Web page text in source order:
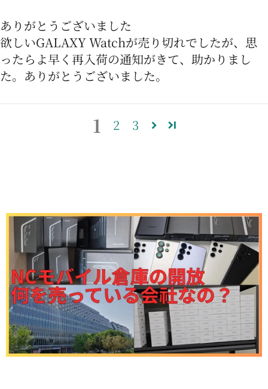
ありがとうございました
欲しいGALAXY Watchが売り切れでしたが、思
ったらよ早く再入荷の通知がきて、助かりまし
た。ありがとうございました。
1 2 3